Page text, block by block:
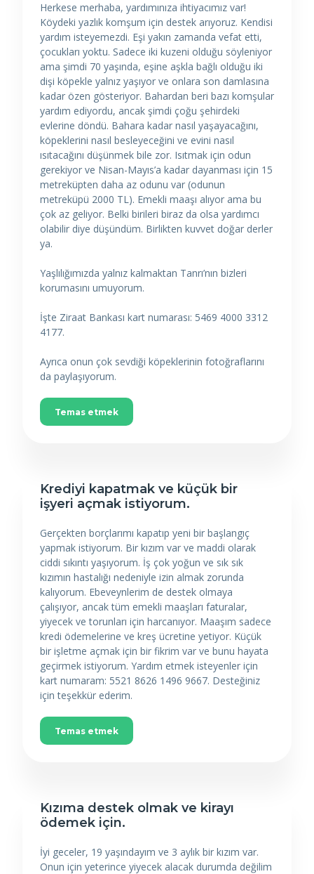
Herkese merhaba, yardımınıza ihtiyacımız var!
Köydeki yazlık komşum için destek arıyoruz. Kendisi
yardım isteyemezdi. Eşi yakın zamanda vefat etti,
çocukları yoktu. Sadece iki kuzeni olduğu söyleniyor
ama şimdi 70 yaşında, eşine aşkla bağlı olduğu iki
dişi köpekle yalnız yaşıyor ve onlara son damlasına
kadar özen gösteriyor. Bahardan beri bazı komşular
yardım ediyordu, ancak şimdi çoğu şehirdeki
evlerine döndü. Bahara kadar nasıl yaşayacağını,
köpeklerini nasıl besleyeceğini ve evini nasıl
ısıtacağını düşünmek bile zor. Isıtmak için odun
gerekiyor ve Nisan-Mayıs’a kadar dayanması için 15
metreküpten daha az odunu var (odunun
metreküpü 2000 TL). Emekli maaşı alıyor ama bu
çok az geliyor. Belki birileri biraz da olsa yardımcı
olabilir diye düşündüm. Birlikten kuvvet doğar derler
ya.
Yaşlılığımızda yalnız kalmaktan Tanrı’nın bizleri
korumasını umuyorum.
İşte Ziraat Bankası kart numarası: 5469 4000 3312
4177.
Ayrıca onun çok sevdiği köpeklerinin fotoğraflarını
da paylaşıyorum.
Temas etmek
Krediyi kapatmak ve küçük bir
işyeri açmak istiyorum.
Gerçekten borçlarımı kapatıp yeni bir başlangıç
yapmak istiyorum. Bir kızım var ve maddi olarak
ciddi sıkıntı yaşıyorum. İş çok yoğun ve sık sık
kızımın hastalığı nedeniyle izin almak zorunda
kalıyorum. Ebeveynlerim de destek olmaya
çalışıyor, ancak tüm emekli maaşları faturalar,
yiyecek ve torunları için harcanıyor. Maaşım sadece
kredi ödemelerine ve kreş ücretine yetiyor. Küçük
bir işletme açmak için bir fikrim var ve bunu hayata
geçirmek istiyorum. Yardım etmek isteyenler için
kart numaram: 5521 8626 1496 9667. Desteğiniz
için teşekkür ederim.
Temas etmek
Kızıma destek olmak ve kirayı
ödemek için.
İyi geceler, 19 yaşındayım ve 3 aylık bir kızım var.
Onun için yeterince yiyecek alacak durumda değilim